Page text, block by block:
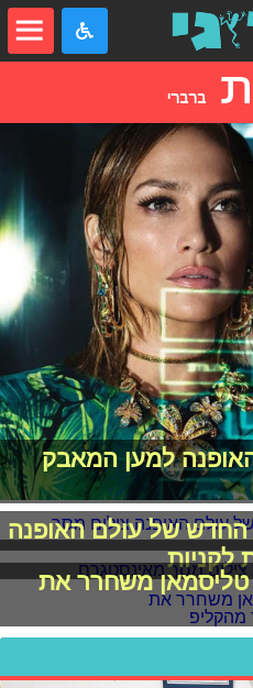
ברברי
למען המאבק
של עולם האופנה
לקניות
משחרר את